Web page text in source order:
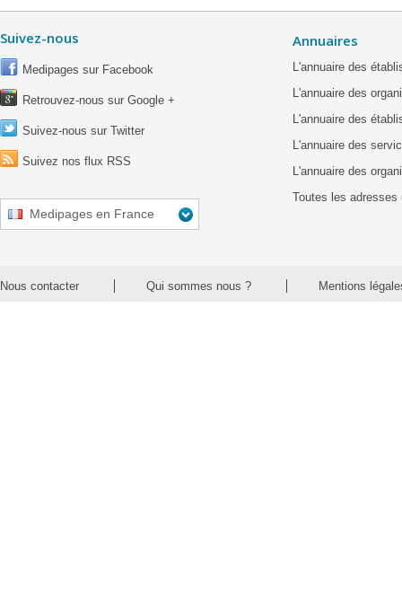
Suivez-nous
Medipages sur Facebook
Retrouvez-nous sur Google +
Suivez-nous sur Twitter
Suivez nos flux RSS
Medipages en France
Annuaires
L'annuaire des
L'annuaire des
L'annuaire des
L'annuaire des
L'annuaire des
Toutes les adresses
Nous contacter Qui sommes nous ? Mentions